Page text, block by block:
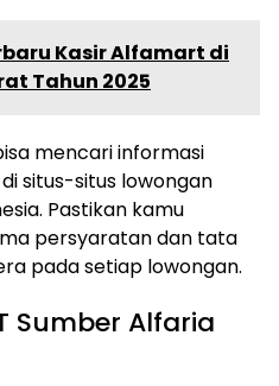
Kasir Alfamart di
Tahun 2025
mencari informasi
situs-situs lowongan
Pastikan kamu
persyaratan dan tata
pada setiap lowongan.
Sumber Alfaria